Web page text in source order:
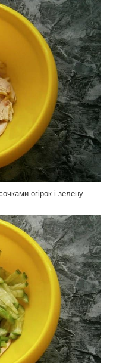
огірок і зелену